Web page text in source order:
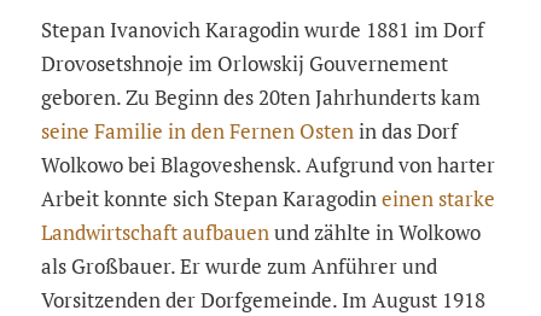
Stepan Ivanovich Karagodin wurde 1881 im Dorf
Drovosetshnoje im Orlowskij Gouvernement
geboren. Zu Beginn des 20ten Jahrhunderts kam
seine Familie in den Fernen Ostenin das Dorf
Wolkowo bei Blagoveshensk. Aufgrund von harter
Arbeit konnte sich Stepan Karagodineinen starke
Landwirtschaft aufbauenund zählte in Wolkowo
als Großbauer. Er wurde zum Anführer und
Vorsitzenden der Dorfgemeinde. Im August 1918